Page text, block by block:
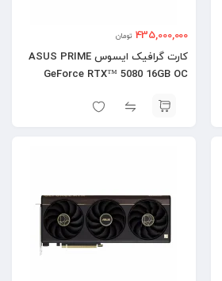
435,000,000 تومان
کارت گرافیک ایسوس ASUS PRIME
GeForce RTX™ 5080 16GB OC